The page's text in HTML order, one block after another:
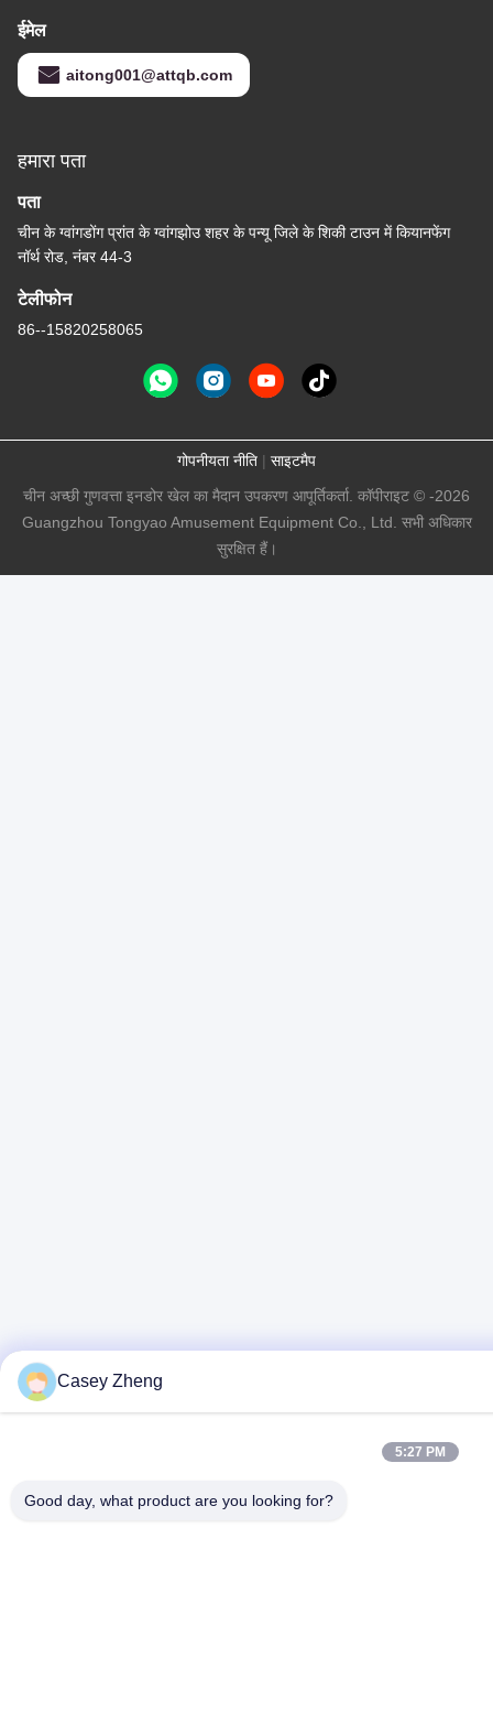
ईमेल
aitong001@attqb.com
हमारा पता
पता
चीन के ग्वांगडोंग प्रांत के ग्वांगझोउ शहर के पन्यू जिले के शि‍की टाउन में कियानफेंग
नॉर्थ रोड, नंबर 44-3
टेलीफोन
86--15820258065
गोपनीयता नीति | साइटमैप
चीन अच्छी गुणवत्ता इनडोर खेल का मैदान उपकरण आपूर्तिकर्ता. कॉपीराइट © -2026
Guangzhou Tongyao Amusement Equipment Co., Ltd. सभी अधिकार
सुरक्षित हैं।
Casey Zheng
5:27 PM
Good day, what product are you looking for?